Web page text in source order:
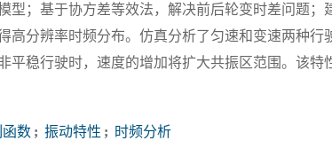
；基于协方差等效法，解决前后轮变时差问题；
高分辨率时频分布。仿真分析了匀速和变速两种行
平稳行驶时，速度的增加将扩大共振区范围。该特
数 ; 振动特性 ; 时频分析